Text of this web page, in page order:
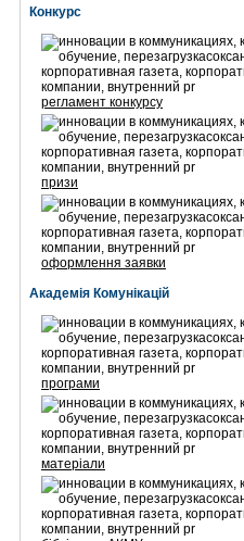
Конкурс
регламент конкурсу
призи
оформлення заявки
Академія Комунікацій
програми
матеріали